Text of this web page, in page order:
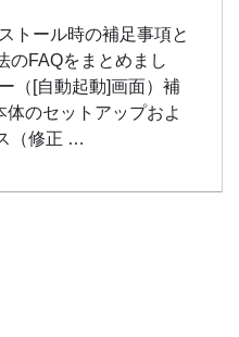
トール時の補足事項と
のFAQをまとめまし
（[自動起動]画面）補
のセットアップおよ
（修正 …